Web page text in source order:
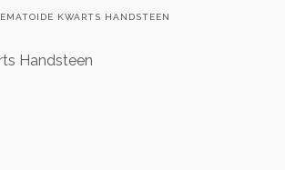
HEMATOIDE KWARTS HANDSTEEN